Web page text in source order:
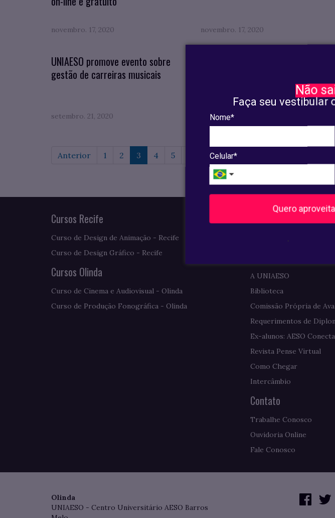
Não
Faça seu vestibular
Nome*
Celular*
Quero
novembro. 17, 2020 novembro. 17, 2020
UNIAESO promove evento sobre
gestão de carreiras musicais
setembro. 21, 2020 agosto. 12, 2020
Anterior 1 2 3 4 5 8
Cursos Recife
Curso de Design de Animação - Recife
Curso de Design Gráfico - Recife
Cursos Olinda
Curso de Cinema e Audiovisual - Olinda
Curso de Produção Fonográfica - Olinda
Pós-Graduação
A UNIAESO
Biblioteca
Comissão Própria de
Requerimentos de
Ex-alunos: AESO Conecta
Revista Pense Virtual
Como Chegar
Intercâmbio
Contato
Trabalhe Conosco
Ouvidoria Online
Fale Conosco
Olinda
UNIAESO - Centro Universitário AESO Barros